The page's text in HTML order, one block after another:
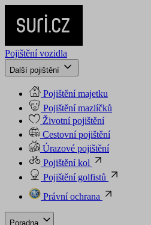
Pojištění vozidla
Další pojištění
Pojištění majetku
Pojištění mazlíčků
Životní pojištění
Cestovní pojištění
Úrazové pojištění
Pojištění kol
Pojištění golfistů
Právní ochrana
Poradna